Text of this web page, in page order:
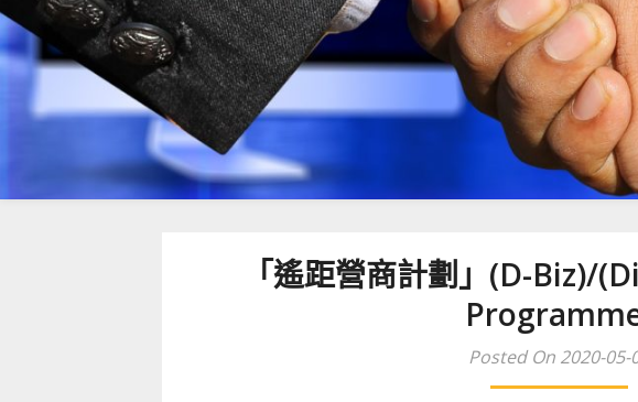
「遙距營商計劃」(D-Biz)/
Posted On 2020-05-